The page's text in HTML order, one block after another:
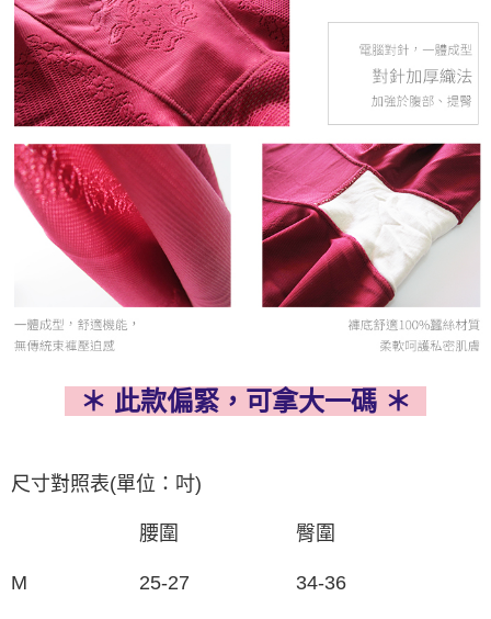
＊ 此款偏緊，可拿大一碼 ＊
尺寸對照表(單位：吋)
腰圍 臀圍
M 25-27 34-36